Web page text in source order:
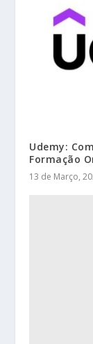
Udemy:
Formação
13 de Março,